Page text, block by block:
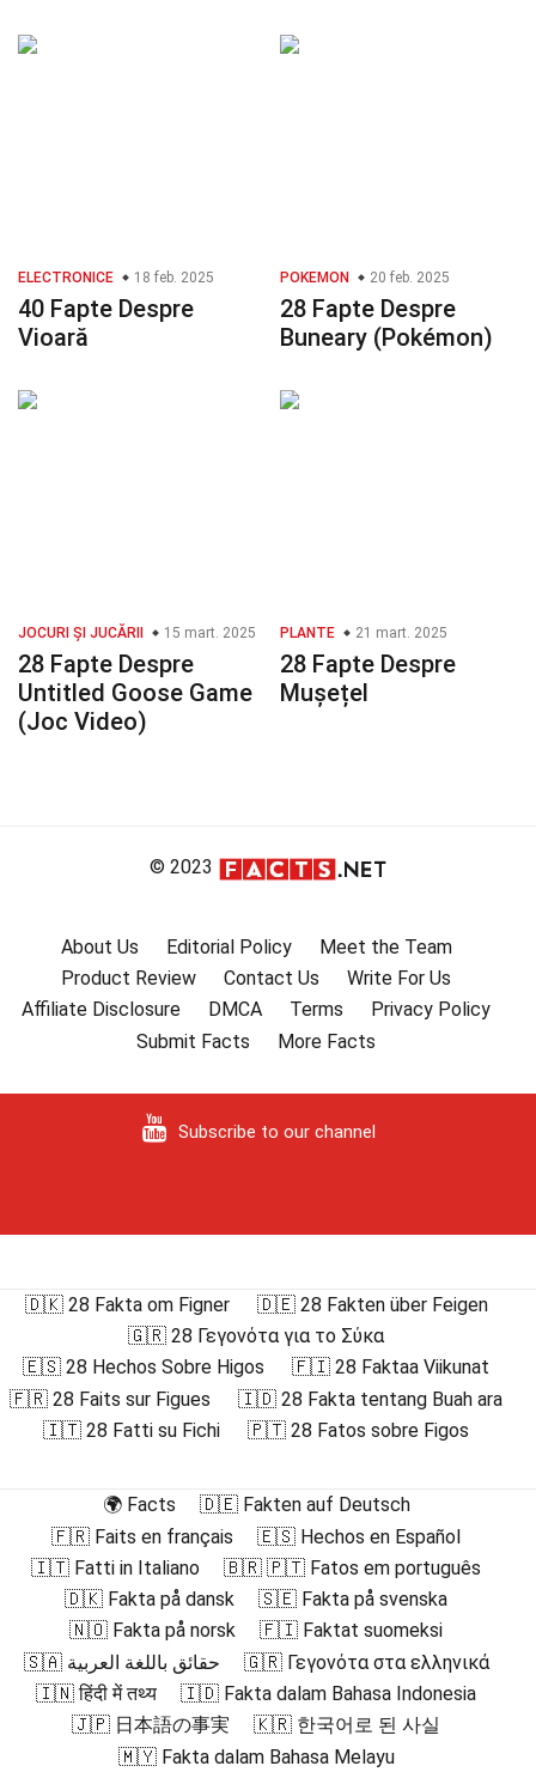
ELECTRONICE 18 feb. 2025
40 Fapte Despre
Vioară
POKEMON 20 feb. 2025
28 Fapte Despre
Buneary (Pokémon)
JOCURI ȘI JUCĂRII 15 mart. 2025
28 Fapte Despre
Untitled Goose Game
(Joc Video)
PLANTE 21 mart. 2025
28 Fapte Despre
Mușețel
© 2023
About Us Editorial Policy
Meet the Team
Product Review
Contact Us
Write For Us
Affiliate Disclosure
DMCA Terms
Privacy Policy
Submit Facts
More Facts
Subscribe to our channel
🇩🇰 28 Fakta om Figner
🇩🇪 28 Fakten über Feigen
🇬🇷 28 Γεγονότα για το Σύκα
🇪🇸 28 Hechos Sobre Higos
🇫🇮 28 Faktaa Viikunat
🇫🇷 28 Faits sur Figues
🇮🇩 28 Fakta tentang Buah ara
🇮🇹 28 Fatti su Fichi
🇵🇹 28 Fatos sobre Figos
🌍 Facts
🇩🇪 Fakten auf Deutsch
🇫🇷 Faits en français
🇪🇸 Hechos en Español
🇮🇹 Fatti in Italiano
🇧🇷 🇵🇹 Fatos em português
🇩🇰 Fakta på dansk
🇸🇪 Fakta på svenska
🇳🇴 Fakta på norsk
🇫🇮 Faktat suomeksi
🇸🇦 حقائق باللغة العربية
🇬🇷 Γεγονότα στα ελληνικά
🇮🇳 हिंदी में तथ्य
🇮🇩 Fakta dalam Bahasa Indonesia
🇯🇵 日本語の事実
🇰🇷 한국어로 된 사실
🇲🇾 Fakta dalam Bahasa Melayu